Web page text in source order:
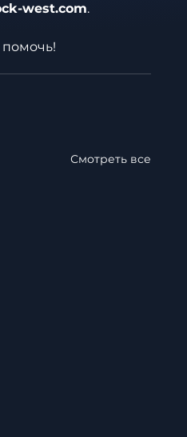
west.com.
помочь!
Смотреть все